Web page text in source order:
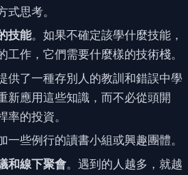
式思考。
技能。如果不確定該學什麼技能，
工作，它們需要什麼樣的技術棧。
供了一種存別人的教訓和錯誤中學
新應用這些知識，而不必從頭開
率的投資。
一些例行的讀書小組或興趣團體。
和線下聚會。遇到的人越多，就越